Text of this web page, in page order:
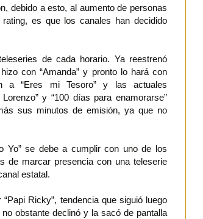
debido a esto, al aumento de personas
es que los canales han decidido
de cada horario. Ya reestrenó
con “Amanda” y pronto lo hará con
a “Eres mi Tesoro” y las actuales
y “100 días para enamorarse”
sus minutos de emisión, ya que no
Yo” se debe a cumplir con uno de los
de marcar presencia con una teleserie
estatal.
Ricky”, tendencia que siguió luego
obstante declinó y la sacó de pantalla